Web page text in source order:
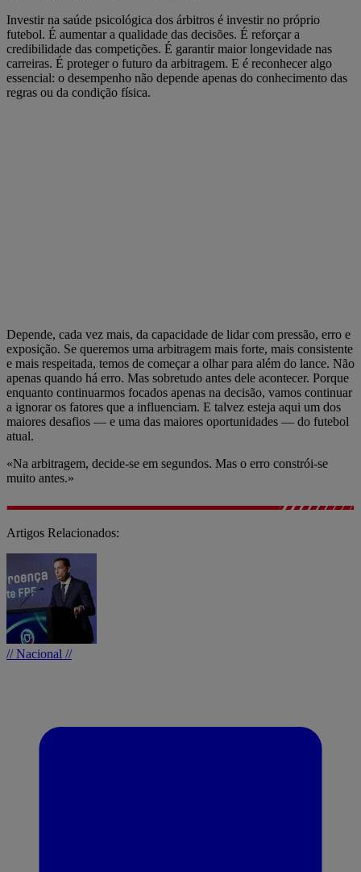
Investir na saúde psicológica dos árbitros é investir no próprio
futebol. É aumentar a qualidade das decisões. É reforçar a
credibilidade das competições. É garantir maior longevidade nas
carreiras. É proteger o futuro da arbitragem. E é reconhecer algo
essencial: o desempenho não depende apenas do conhecimento das
regras ou da condição física.
Depende, cada vez mais, da capacidade de lidar com pressão, erro e
exposição. Se queremos uma arbitragem mais forte, mais consistente
e mais respeitada, temos de começar a olhar para além do lance. Não
apenas quando há erro. Mas sobretudo antes dele acontecer. Porque
enquanto continuarmos focados apenas na decisão, vamos continuar
a ignorar os fatores que a influenciam. E talvez esteja aqui um dos
maiores desafios — e uma das maiores oportunidades — do futebol
atual.
«Na arbitragem, decide-se em segundos. Mas o erro constrói-se
muito antes.»
Artigos Relacionados:
// Nacional //